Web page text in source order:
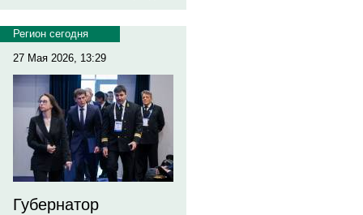
Регион сегодня
27 Мая 2026, 13:29
Губернатор